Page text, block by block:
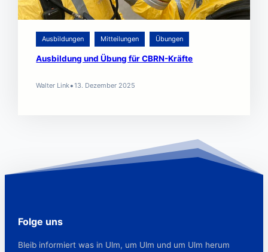
Ausbildungen Mitteilungen Übungen
Ausbildung und Übung für CBRN-Kräfte
Walter Link•13. Dezember 2025
Folge uns
Bleib informiert was in Ulm, um Ulm und um Ulm herum